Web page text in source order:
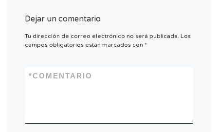
Dejar un comentario
Tu dirección de correo electrónico no será publicada. Los
campos obligatorios están marcados con *
COMENTARIO
*